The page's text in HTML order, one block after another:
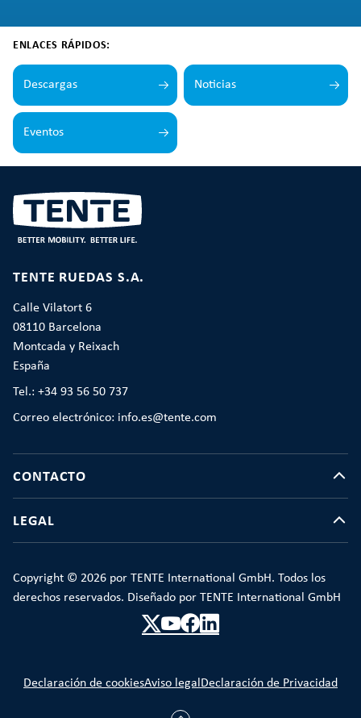
ENLACES RÁPIDOS:
Descargas Noticias
Eventos
TENTE RUEDAS S.A.
Calle Vilatort 6
08110 Barcelona
Montcada y Reixach
España
Tel.: +34 93 56 50 737
Correo electrónico: info.es@tente.com
CONTACTO
LEGAL
Copyright © 2026 por TENTE International GmbH. Todos los
derechos reservados. Diseñado por TENTE International GmbH
Declaración de cookiesAviso legal Declaración de Privacidad